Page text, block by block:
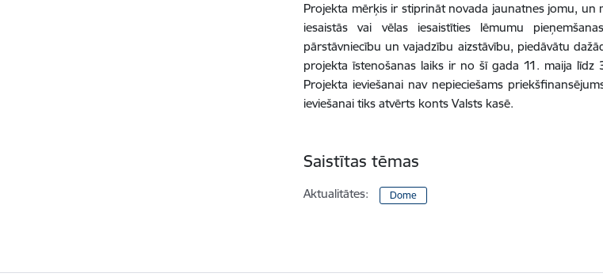
Projekta mērķis ir stiprināt novada jaunatnes jomu,
iesaistās vai vēlas iesaistīties lēmumu
pārstāvniecību un vajadzību aizstāvību, piedāvātu
projekta īstenošanas laiks ir no šī gada 11. maija
Projekta ieviešanai nav nepieciešams
ieviešanai tiks atvērts konts Valsts kasē.
Saistītas tēmas
Aktualitātes: Dome